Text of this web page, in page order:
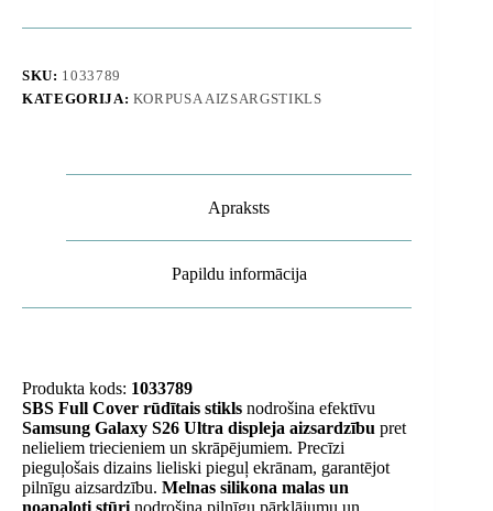
S26
izmēra
vāciņam
SKU: 1033789
KATEGORIJA: KORPUSA AIZSARGSTIKLS
Apraksts
Papildu informācija
Produkta kods: 1033789
SBS Full Cover rūdītais stikls nodrošina efektīvu
Samsung Galaxy S26 Ultra displeja aizsardzību pret
nelieliem triecieniem un skrāpējumiem. Precīzi
pieguļošais dizains lieliski pieguļ ekrānam, garantējot
pilnīgu aizsardzību. Melnas silikona malas un
noapaļoti stūri nodrošina pilnīgu pārklājumu un